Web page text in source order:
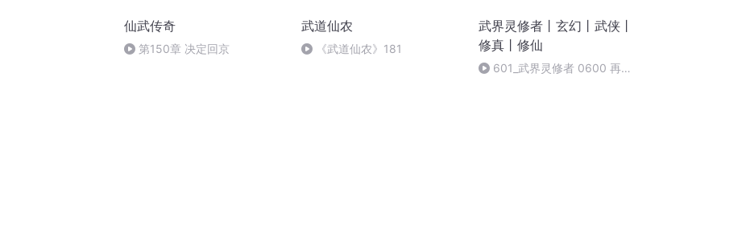
仙武传奇
第150章 决定回京
武道仙农
《武道仙农》181
武界灵修者丨玄幻丨武侠丨
修真丨修仙
601_武界灵修者 0600 再次